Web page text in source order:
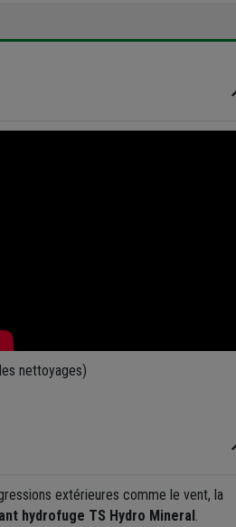
nettoyages)
extérieures comme le vent, la
hydrofuge TS Hydro Mineral.